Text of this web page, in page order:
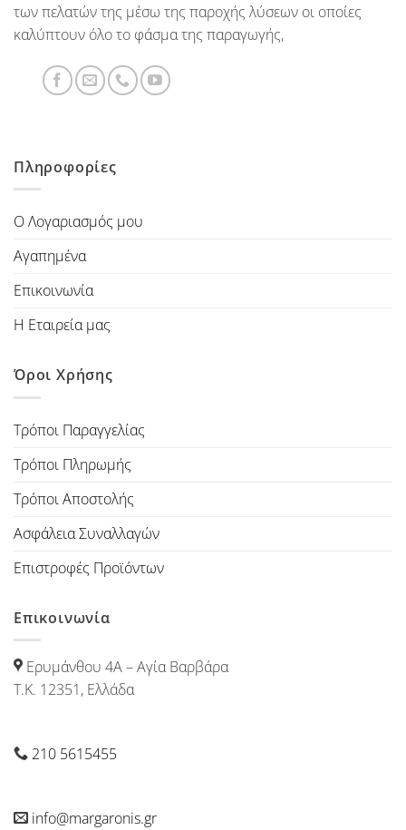
των πελατών της μέσω της παροχής λύσεων οι οποίες
καλύπτουν όλο το φάσμα της παραγωγής,
Πληροφορίες
Ο Λογαριασμός μου
Αγαπημένα
Επικοινωνία
Η Εταιρεία μας
Όροι Χρήσης
Τρόποι Παραγγελίας
Τρόποι Πληρωμής
Τρόποι Αποστολής
Ασφάλεια Συναλλαγών
Επιστροφές Προϊόντων
Επικοινωνία
Ερυμάνθου 4Α – Αγία Βαρβάρα
Τ.Κ. 12351, Ελλάδα
210 5615455
info@margaronis.gr